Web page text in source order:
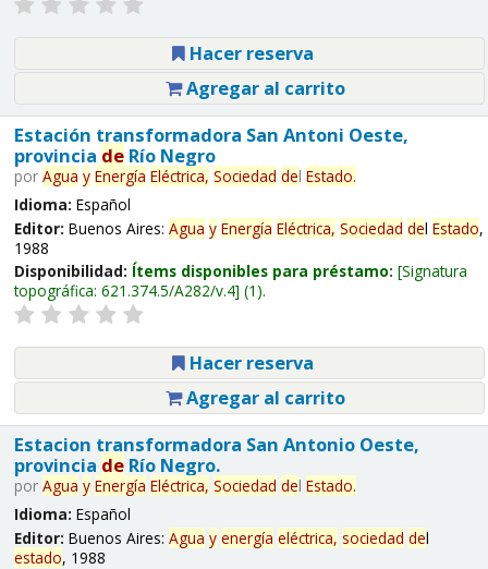
Hacer reserva
Agregar al carrito
Estación transformadora San Antoni Oeste,
provincia deRío Negro
por Agua y Energía Eléctrica, Sociedad del Estado.
Idioma: Español
Editor: Buenos Aires: Agua y Energía Eléctrica, Sociedad del Estado,
1988
Disponibilidad: Ítems disponibles para préstamo: Signatura
topográfica: 621.374.5/A282/v.4 (1).
Hacer reserva
Agregar al carrito
Estacion transformadora San Antonio Oeste,
provincia deRío Negro.
por Agua y Energía Eléctrica, Sociedad del Estado.
Idioma: Español
Editor: Buenos Aires: Agua y energía eléctrica, sociedad del
estado, 1988